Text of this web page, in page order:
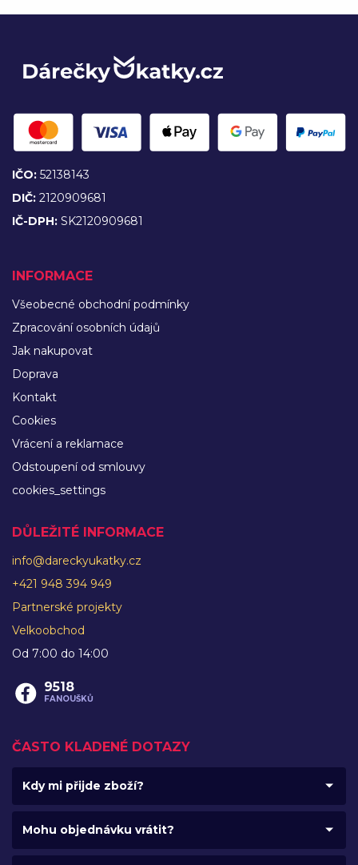
IČO: 52138143
DIČ: 2120909681
IČ-DPH: SK2120909681
INFORMACE
Všeobecné obchodní podmínky
Zpracování osobních údajů
Jak nakupovat
Doprava
Kontakt
Cookies
Vrácení a reklamace
Odstoupení od smlouvy
cookies_settings
DŮLEŽITÉ INFORMACE
info@dareckyukatky.cz
+421 948 394 949
Partnerské projekty
Velkoobchod
Od 7:00 do 14:00
9518
FANOUŠKŮ
ČASTO KLADENÉ DOTAZY
Kdy mi přijde zboží?
Mohu objednávku vrátit?